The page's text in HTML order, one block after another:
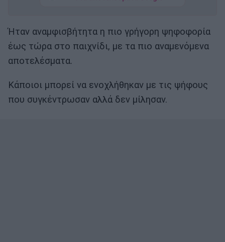
Ήταν αναμφισβήτητα η πιο γρήγορη ψηφοφορία
έως τώρα στο παιχνίδι, με τα πιο αναμενόμενα
αποτελέσματα.
Κάποιοι μπορεί να ενοχλήθηκαν με τις ψήφους
που συγκέντρωσαν αλλά δεν μίλησαν.